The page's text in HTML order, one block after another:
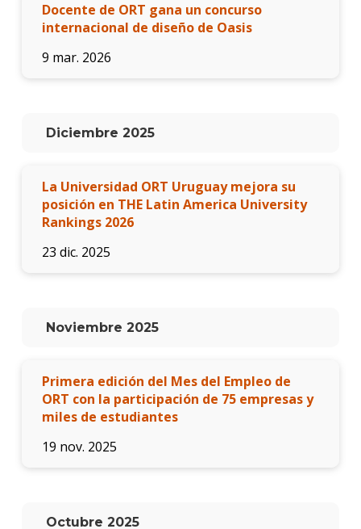
Docente de ORT gana un concurso
internacional de diseño de Oasis
9 mar. 2026
Diciembre 2025
La Universidad ORT Uruguay mejora su
posición en THE Latin America University
Rankings 2026
23 dic. 2025
Noviembre 2025
Primera edición del Mes del Empleo de
ORT con la participación de 75 empresas y
miles de estudiantes
19 nov. 2025
Octubre 2025